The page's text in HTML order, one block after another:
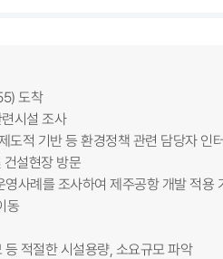
도착
시설 조사
적 기반 등 환경정책 관련 담당자 인
설현장 방문
사례를 조사하여 제주공항 개발 적용
동
적절한 시설용량, 소요규모 파악